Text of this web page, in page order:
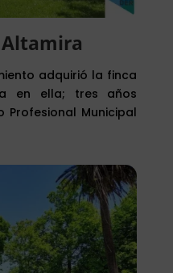
adquirió la finca
en ella; tres años
Profesional Municipal